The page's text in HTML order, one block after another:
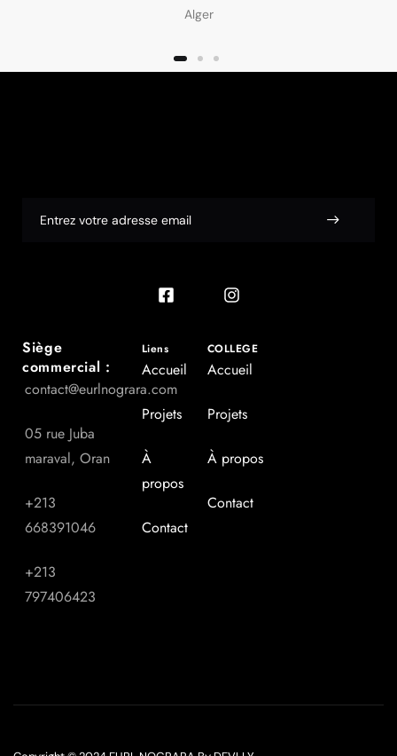
Alger
Liens
Accueil
Projets
À
propos
Contact
COLLEGE
Accueil
Projets
À propos
Contact
Siège
commercial :
contact@eurlnograra.com
05 rue Juba
maraval, Oran
+213
668391046
+213
797406423